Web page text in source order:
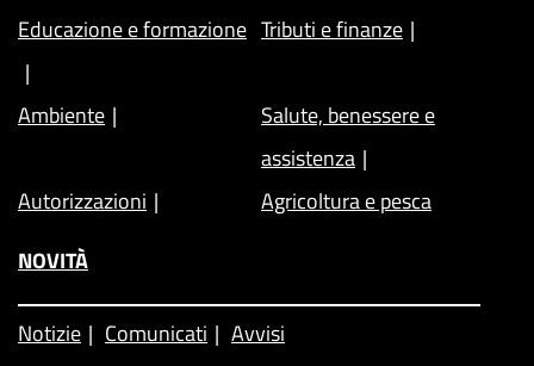
Educazione e formazione Tributi e finanze
Ambiente
Salute, benessere e
assistenza
Autorizzazioni
Agricoltura e pesca
NOVITÀ
Notizie Comunicati
Avvisi